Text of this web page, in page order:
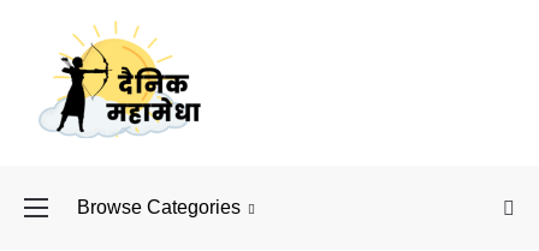
Browse Categories